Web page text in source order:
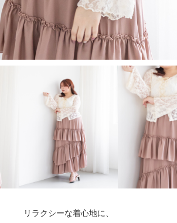
リラクシーな着心地に、